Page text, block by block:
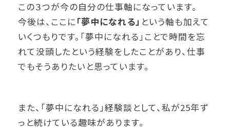
この３つが今の自分の仕事軸になっています。
今後は、ここに 「夢中になれる」 という軸も加えて
いくつもりです。「夢中になれる」ことで時間を忘
れて没頭したという経験をしたことがあり、仕事
でもそうありたいと思っています。
また、「夢中になれる」経験談として、私が25年ず
っと続けている趣味があります。